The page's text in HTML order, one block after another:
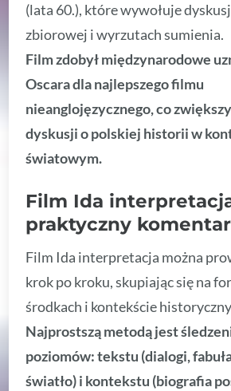
(lata 60.), które wywołuje
zbiorowej i wyrzutach sumienia.
Film zdobył międzynarodowe
Oscara dla najlepszego filmu
nieanglojęzycznego, co
dyskusji o polskiej historii w
światowym.
Film Ida
praktyczny
Film Ida interpretacja można
krok po kroku, skupiając się na
środkach i kontekście
Najprostszą metodą jest
poziomów: tekstu (dialogi,
światło) i kontekstu (biografia